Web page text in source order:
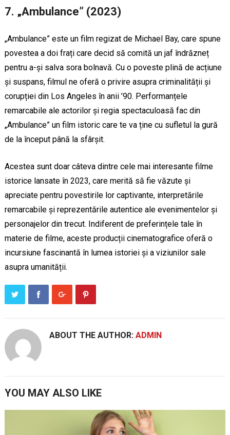
7. „Ambulance” (2023)
„Ambulance” este un film regizat de Michael Bay, care spune
povestea a doi frați care decid să comită un jaf îndrăzneț
pentru a-și salva sora bolnavă. Cu o poveste plină de acțiune
și suspans, filmul ne oferă o privire asupra criminalității și
corupției din Los Angeles în anii ’90. Performanțele
remarcabile ale actorilor și regia spectaculoasă fac din
„Ambulance” un film istoric care te va ține cu sufletul la gură
de la început până la sfârșit.
Acestea sunt doar câteva dintre cele mai interesante filme
istorice lansate în 2023, care merită să fie văzute și
apreciate pentru povestirile lor captivante, interpretările
remarcabile și reprezentările autentice ale evenimentelor și
personajelor din trecut. Indiferent de preferințele tale în
materie de filme, aceste producții cinematografice oferă o
incursiune fascinantă în lumea istoriei și a viziunilor sale
asupra umanității.
ABOUT THE AUTHOR: ADMIN
YOU MAY ALSO LIKE